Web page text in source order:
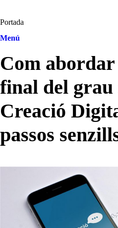
Portada
Menú
Com
final del grau
Creació
passos